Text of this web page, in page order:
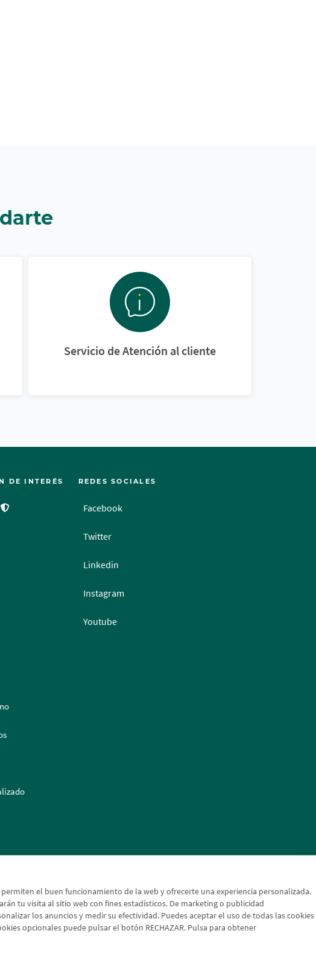
el buen funcionamiento de la web y ofrecerte una experiencia personalizada.
tu visita al sitio web con fines estadísticos. De marketing o publicidad
los anuncios y medir su efectividad. Puedes aceptar el uso de todas las cookies
opcionales puede pulsar el botón RECHAZAR. Pulsa para obtener
Servicio de Atención al cliente
DE INTERÉS REDES SOCIALES
Facebook
Twitter
Linkedin
Instagram
Youtube